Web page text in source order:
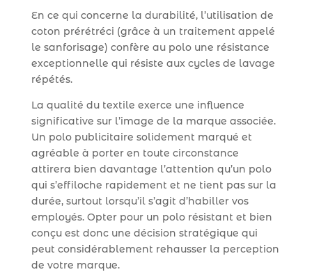
En ce qui concerne la durabilité, l’utilisation de
coton prérétréci (grâce à un traitement appelé
le sanforisage) confère au polo une résistance
exceptionnelle qui résiste aux cycles de lavage
répétés.
La qualité du textile exerce une influence
significative sur l’image de la marque associée.
Un polo publicitaire solidement marqué et
agréable à porter en toute circonstance
attirera bien davantage l’attention qu’un polo
qui s’effiloche rapidement et ne tient pas sur la
durée, surtout lorsqu’il s’agit d’habiller vos
employés. Opter pour un polo résistant et bien
conçu est donc une décision stratégique qui
peut considérablement rehausser la perception
de votre marque.